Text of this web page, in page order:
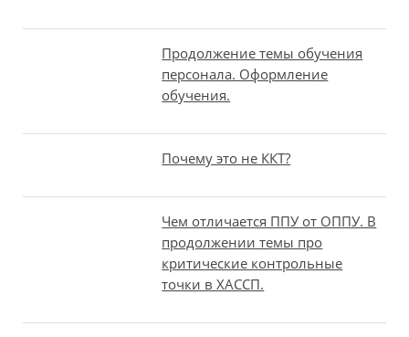
Продолжение темы обучения
персонала. Оформление
обучения.
Почему это не ККТ?
Чем отличается ППУ от ОППУ. В
продолжении темы про
критические контрольные
точки в ХАССП.